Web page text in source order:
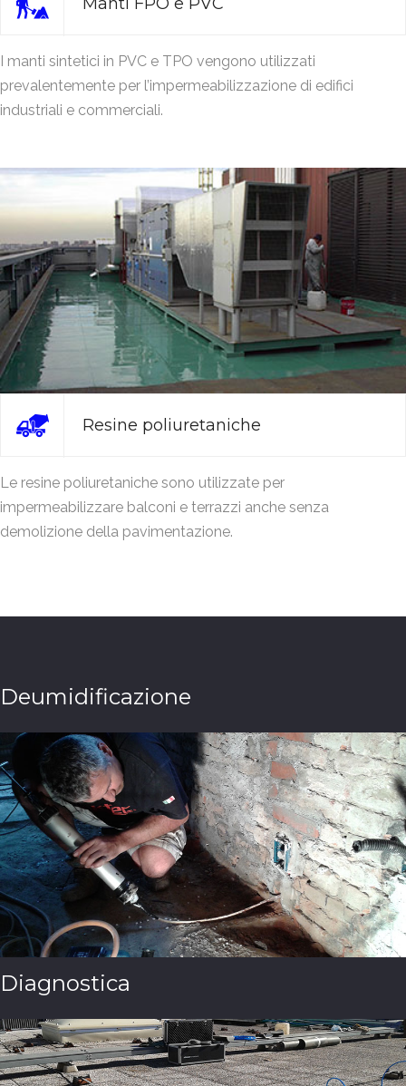
Manti FPO e PVC
I manti sintetici in PVC e TPO vengono utilizzati
prevalentemente per l’impermeabilizzazione di edifici
industriali e commerciali.
Resine poliuretaniche
Le resine poliuretaniche sono utilizzate per
impermeabilizzare balconi e terrazzi anche senza
demolizione della pavimentazione.
Deumidificazione
Diagnostica